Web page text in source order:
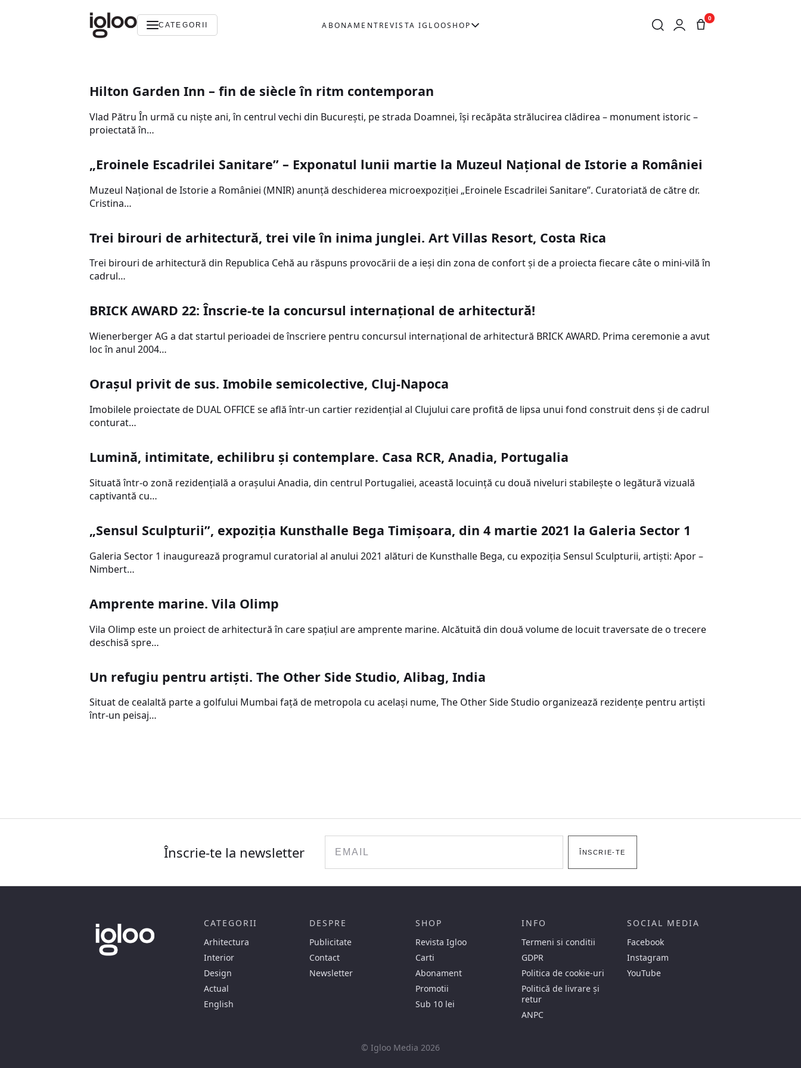
CATEGORII ABONAMENTREVISTA IGLOOSHOP
0
Hilton Garden Inn – fin de siècle în ritm contemporan
Vlad Pătru În urmă cu niște ani, în centrul vechi din București, pe strada Doamnei, își recăpăta strălucirea clădirea – monument istoric –
proiectată în…
„Eroinele Escadrilei Sanitare” – Exponatul lunii martie la Muzeul Național de Istorie a României
Muzeul Național de Istorie a României (MNIR) anunţă deschiderea microexpoziţiei „Eroinele Escadrilei Sanitare”. Curatoriată de către dr.
Cristina…
Trei birouri de arhitectură, trei vile în inima junglei. Art Villas Resort, Costa Rica
Trei birouri de arhitectură din Republica Cehă au răspuns provocării de a ieşi din zona de confort şi de a proiecta fiecare câte o mini-vilă în
cadrul…
BRICK AWARD 22: Înscrie-te la concursul internaţional de arhitectură!
Wienerberger AG a dat startul perioadei de înscriere pentru concursul internațional de arhitectură BRICK AWARD. Prima ceremonie a avut
loc în anul 2004…
Orașul privit de sus. Imobile semicolective, Cluj-Napoca
Imobilele proiectate de DUAL OFFICE se află într-un cartier rezidențial al Clujului care profită de lipsa unui fond construit dens și de cadrul
conturat…
Lumină, intimitate, echilibru şi contemplare. Casa RCR, Anadia, Portugalia
Situată într-o zonă rezidenţială a oraşului Anadia, din centrul Portugaliei, această locuinţă cu două niveluri stabileşte o legătură vizuală
captivantă cu…
„Sensul Sculpturii”, expoziția Kunsthalle Bega Timișoara, din 4 martie 2021 la Galeria Sector 1
Galeria Sector 1 inaugurează programul curatorial al anului 2021 alături de Kunsthalle Bega, cu expoziția Sensul Sculpturii, artiști: Apor –
Nimbert…
Amprente marine. Vila Olimp
Vila Olimp este un proiect de arhitectură în care spaţiul are amprente marine. Alcătuită din două volume de locuit traversate de o trecere
deschisă spre…
Un refugiu pentru artişti. The Other Side Studio, Alibag, India
Situat de cealaltă parte a golfului Mumbai faţă de metropola cu acelaşi nume, The Other Side Studio organizează rezidenţe pentru artişti
într-un peisaj…
Înscrie-te la newsletter ÎNSCRIE-TE
CATEGORII
Arhitectura
Interior
Design
Actual
English
DESPRE
Publicitate
Contact
Newsletter
SHOP
Revista Igloo
Carti
Abonament
Promotii
Sub 10 lei
INFO
Termeni si conditii
GDPR
Politica de cookie-uri
Politică de livrare și
retur
ANPC
SOCIAL MEDIA
Facebook
Instagram
YouTube
© Igloo Media 2026